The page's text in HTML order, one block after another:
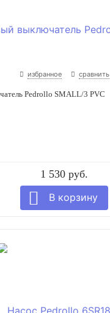
избранное сравнить
Pedrollo SMALL/3 PVC
1 530 руб.